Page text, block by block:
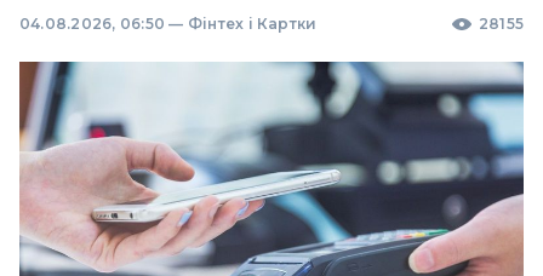
04.08.2026, 06:50 — Фінтех і Картки 28155